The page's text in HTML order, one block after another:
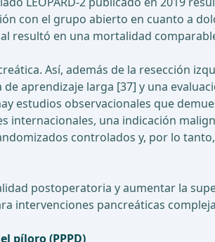
con el grupo abierto en cuanto a
en una mortalidad
Así, además de la resección
aprendizaje larga [37] y una
estudios observacionales que
internacionales, una indicación
controlados y, por lo
postoperatoria y aumentar la
pancreáticas
píloro (PPPD)